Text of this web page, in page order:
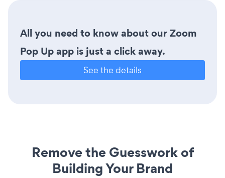
All you need to know about our Zoom
Pop Up app is just a click away.
See the details
Remove the Guesswork of
Building Your Brand